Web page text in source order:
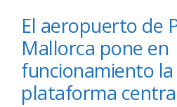
El aeropuerto de
Mallorca pone en
funcionamiento la
plataforma